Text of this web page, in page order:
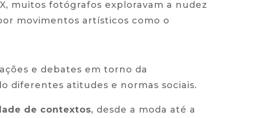
muitos fotógrafos exploravam a nudez
movimentos artísticos como o
e debates em torno da
diferentes atitudes e normas sociais.
de contextos, desde a moda até a